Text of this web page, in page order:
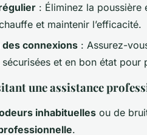
: Éliminez la poussière
et maintenir l’efficacité.
connexions : Assurez-
et en bon état pour
une assistance
inhabituelles ou de
.